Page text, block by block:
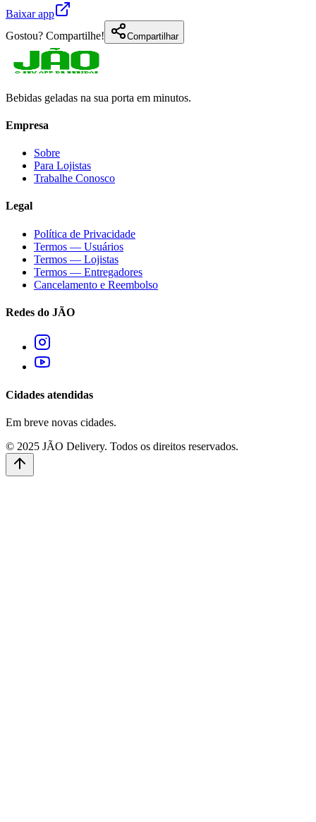
Baixar app
Gostou? Compartilhe!
Compartilhar
Bebidas geladas na sua porta em minutos.
Empresa
Sobre
Para Lojistas
Trabalhe Conosco
Legal
Política de Privacidade
Termos — Usuários
Termos — Lojistas
Termos — Entregadores
Cancelamento e Reembolso
Redes do JÃO
Cidades atendidas
Em breve novas cidades.
© 2025 JÃO Delivery. Todos os direitos reservados.